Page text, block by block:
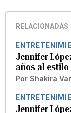
RELACIONADAS
Jennifer
años al estilo
Por Shakira
Jennifer